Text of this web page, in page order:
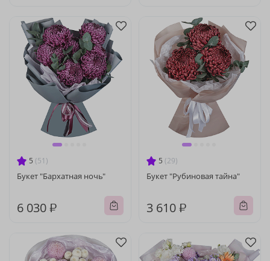
5 (51)
Букет "Бархатная ночь"
6 030 ₽
5 (29)
Букет "Рубиновая тайна"
3 610 ₽